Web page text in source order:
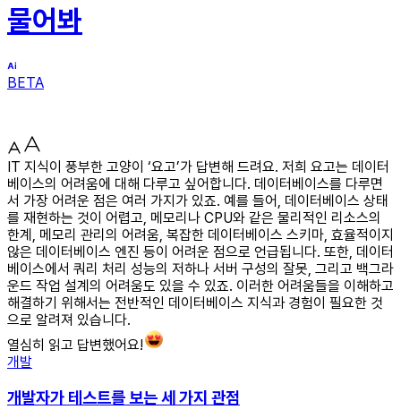
물어봐
BETA
IT 지식이 풍부한 고양이 ‘요고’가 답변해 드려요. 저희 요고는 데이터
베이스의 어려움에 대해 다루고 싶어합니다. 데이터베이스를 다루면
서 가장 어려운 점은 여러 가지가 있죠. 예를 들어, 데이터베이스 상태
를 재현하는 것이 어렵고, 메모리나 CPU와 같은 물리적인 리소스의
한계, 메모리 관리의 어려움, 복잡한 데이터베이스 스키마, 효율적이지
않은 데이터베이스 엔진 등이 어려운 점으로 언급됩니다. 또한, 데이터
베이스에서 쿼리 처리 성능의 저하나 서버 구성의 잘못, 그리고 백그라
운드 작업 설계의 어려움도 있을 수 있죠. 이러한 어려움들을 이해하고
해결하기 위해서는 전반적인 데이터베이스 지식과 경험이 필요한 것
으로 알려져 있습니다.
열심히 읽고 답변했어요!
개발
개발자가 테스트를 보는 세 가지 관점